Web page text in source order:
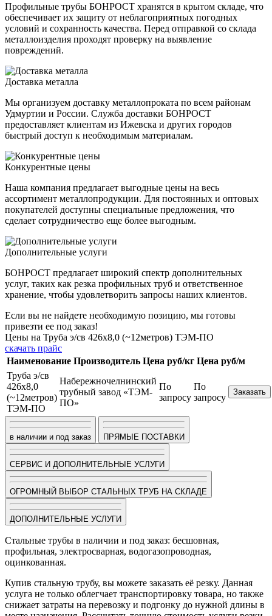
Профильные трубы БОНРОСТ хранятся в крытом складе, что
обеспечивает их защиту от неблагоприятных погодных
условий и сохранность качества. Перед отправкой со склада
металлоизделия проходят проверку на выявление
повреждений.
Доставка металла
Мы организуем доставку металлопроката по всем районам
Удмуртии и России. Служба доставки БОНРОСТ
предоставляет клиентам из Ижевска и других городов
быстрый доступ к необходимым материалам.
Конкурентные цены
Наша компания предлагает выгодные цены на весь
ассортимент металлопродукции. Для постоянных и оптовых
покупателей доступны специальные предложения, что
сделает сотрудничество еще более выгодным.
Дополнительные услуги
БОНРОСТ предлагает широкий спектр дополнительных
услуг, таких как резка профильных труб и ответственное
хранение, чтобы удовлетворить запросы наших клиентов.
Если вы не найдете необходимую позицию, мы готовы
привезти ее под заказ!
Цены на Труба э/св 426х8,0 (~12метров) ТЭМ-ПО
скачать прайс
Наименование Производитель Цена руб/кг Цена руб/м
Труба э/св
426х8,0
(~12метров)
ТЭМ-ПО
Набережночелнинский
трубный завод «ТЭМ-
ПО»
По
запросу
По
запросу
Заказать
в наличии и под заказ ПРЯМЫЕ ПОСТАВКИ
СЕРВИС И ДОПОЛНИТЕЛЬНЫЕ УСЛУГИ
ОГРОМНЫЙ ВЫБОР СТАЛЬНЫХ ТРУБ НА СКЛАДЕ
ДОПОЛНИТЕЛЬНЫЕ УСЛУГИ
Стальные трубы в наличии и под заказ: бесшовная,
профильная, электросварная, водогазопроводная,
оцинкованная.
Купив стальную трубу, вы можете заказать её резку. Данная
услуга не только облегчает транспортировку товара, но также
снижает затраты на перевозку и подгонку до нужной длины в